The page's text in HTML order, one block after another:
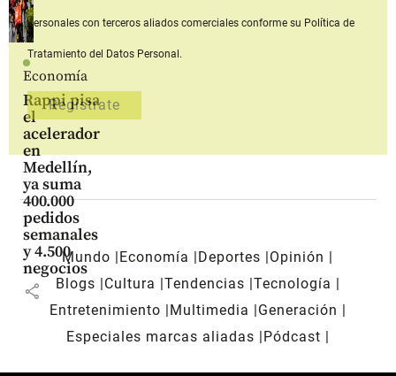
Economía
Rappi pisa
el
acelerador
en
Medellín,
ya suma
400.000
pedidos
semanales
y 4.500
negocios
share
personales con terceros aliados comerciales conforme su Política de
Tratamiento del Datos Personal.
Mundo Economía Deportes
Opinión
Blogs
Cultura Tendencias Tecnología
Entretenimiento
Multimedia
Generación
Especiales marcas aliadas
Pódcast